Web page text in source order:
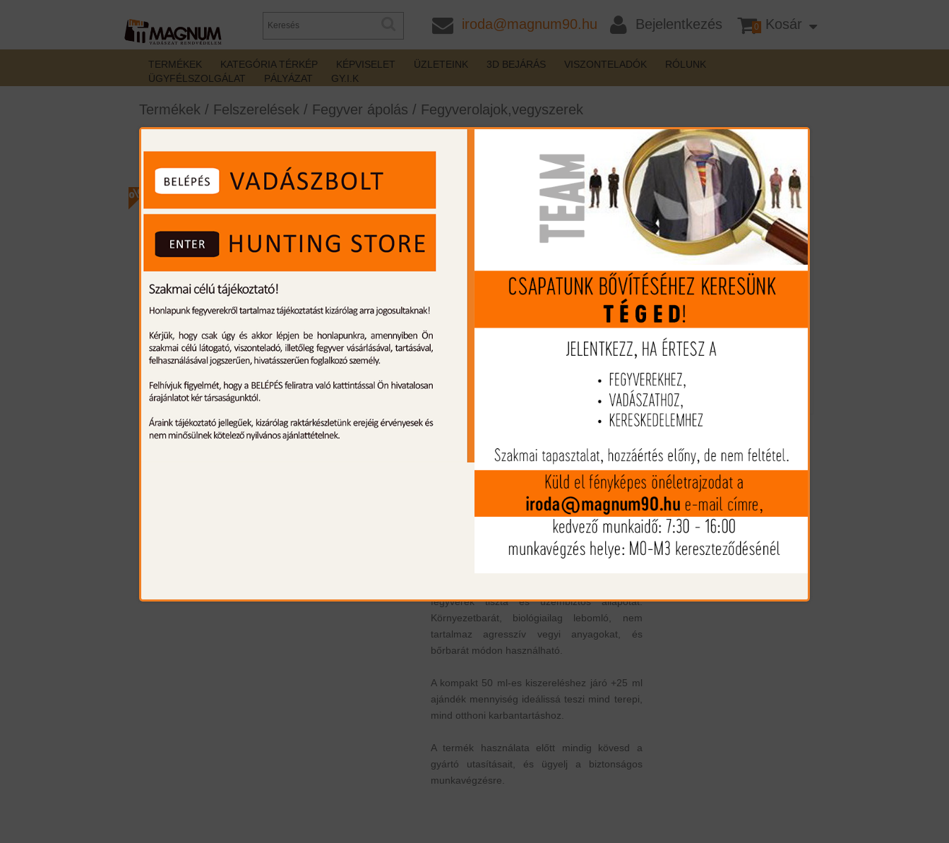
Kosár
0
Bejelentkezés
iroda@magnum90.hu
TERMÉKEK KATEGÓRIA TÉRKÉP KÉPVISELET ÜZLETEINK 3D BEJÁRÁS VISZONTELADÓK
RÓLUNK
ÜGYFÉLSZOLGÁLAT
PÁLYÁZAT GY.I.K
Termékek / Felszerelések / Fegyver ápolás / Fegyverolajok,vegyszerek
Ballistol fegyverolaj spray 50+25ml Special limited
Ballistol
MIP kártya jóváírás: 162Kártyát igényelek
A Ballistol fegyverolaj spray 50+25 ml Special
Limited Edition egy praktikus, könnyen
használható olajpermet, amelyet kifejezetten
fegyverek tisztítására, kenésére és ápolására
terveztek.
A Ballistol márka hosszú évtizedek óta ismert
formulája pedig egyesíti a kenőanyagokat, a
korróziógátló összetevőket és a tisztító hatást.
Az olaj mélyen behatol a fegyver
mikroszkopikus pórusaiba, megakadályozza a
rozsdásodást, csökkenti a súrlódást és a
kopást, így elősegíti a mozgó alkatrészek sima
és megbízható működését. A spray hatékonyan
fegyverek tiszta és üzembiztos állapotát.
Környezetbarát, biológiailag lebomló, nem
tartalmaz agresszív vegyi anyagokat, és
bőrbarát módon használható.
A kompakt 50 ml-es kiszereléshez járó +25 ml
ajándék mennyiség ideálissá teszi mind terepi,
mind otthoni karbantartáshoz.
A termék használata előtt mindig kövesd a
gyártó utasításait, és ügyelj a biztonságos
munkavégzésre.
Mennyiség:
1.760 Ft (€ 4.86)
1.599 Ft
(€ 4.42)
Megveszem
tájékoztató jellegűek, nyilvános
ajánlattételnek nem minősülnek!